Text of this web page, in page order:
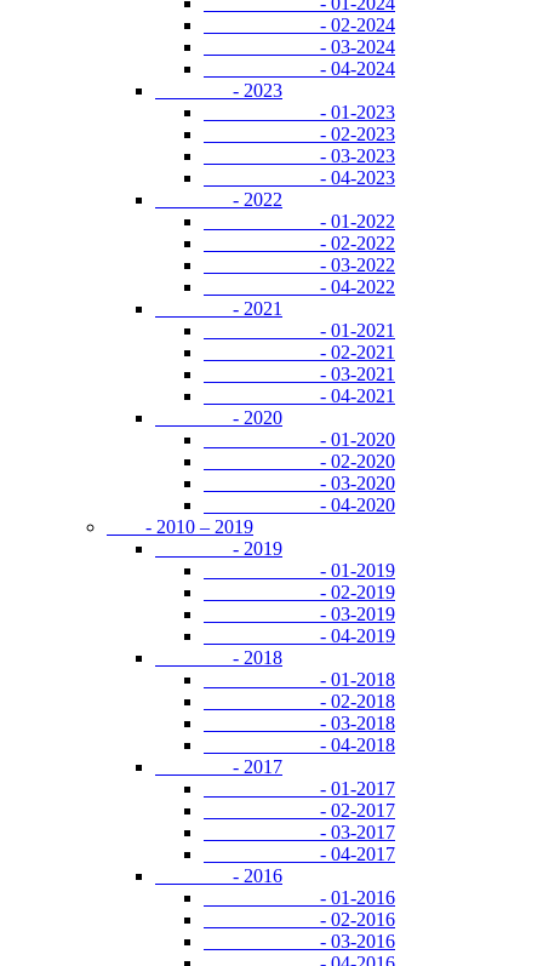
- 02-2024
- 03-2024
- 04-2024
- 2023
- 01-2023
- 02-2023
- 03-2023
- 04-2023
- 2022
- 01-2022
- 02-2022
- 03-2022
- 04-2022
- 2021
- 01-2021
- 02-2021
- 03-2021
- 04-2021
- 2020
- 01-2020
- 02-2020
- 03-2020
- 04-2020
- 2010 – 2019
- 2019
- 01-2019
- 02-2019
- 03-2019
- 04-2019
- 2018
- 01-2018
- 02-2018
- 03-2018
- 04-2018
- 2017
- 01-2017
- 02-2017
- 03-2017
- 04-2017
- 2016
- 01-2016
- 02-2016
- 03-2016